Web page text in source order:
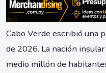
Cabo Verde escribió una
de 2026. La nación
medio millón de